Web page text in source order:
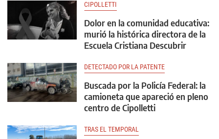
CIPOLLETTI
Dolor en la comunidad educativa:
murió la histórica directora de la
Escuela Cristiana Descubrir
DETECTADO POR LA PATENTE
Buscada por la Policía Federal: la
camioneta que apareció en pleno
centro de Cipolletti
TRAS EL TEMPORAL